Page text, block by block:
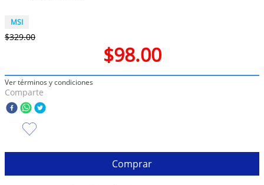
MSI
$329.00
$98.00
Ver términos y condiciones
Comparte
Comprar